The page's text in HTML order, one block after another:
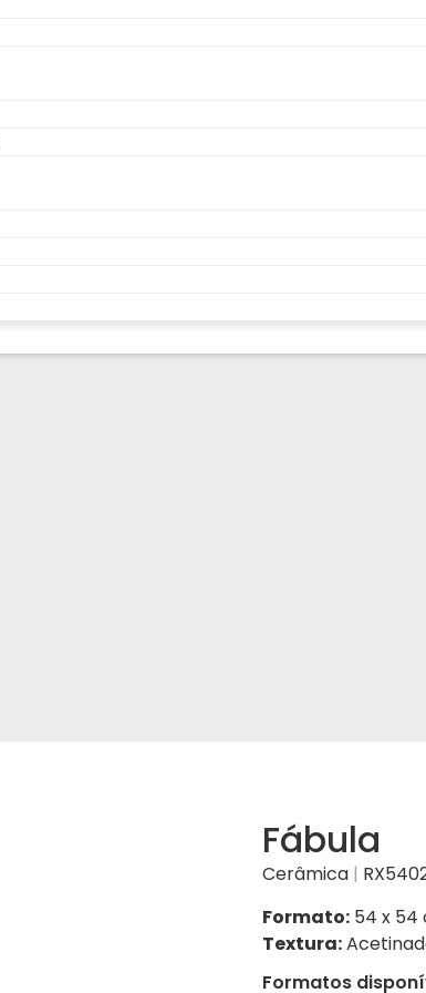
Fábula
Cerâmica |
Formato: 54 x 54
Textura:
Formatos